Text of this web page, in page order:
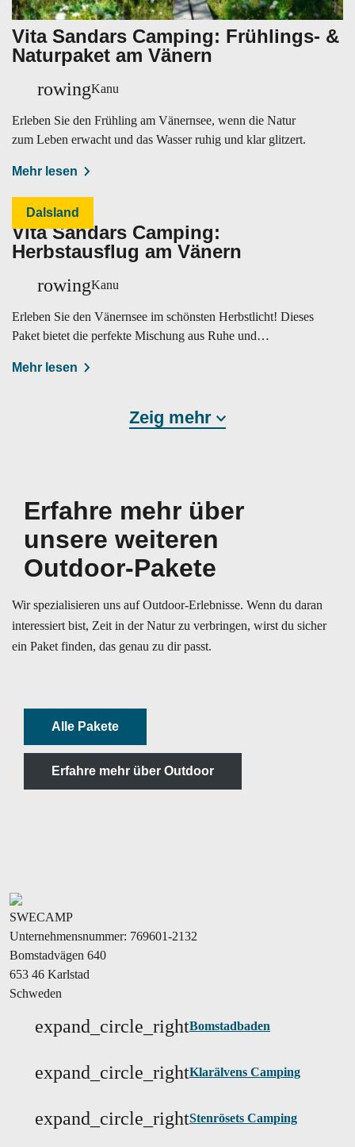
Vita Sandars Camping: Frühlings- &
Naturpaket am Vänern
rowingKanu
Erleben Sie den Frühling am Vänernsee, wenn die Natur
zum Leben erwacht und das Wasser ruhig und klar glitzert.
Mehr lesen
Dalsland
Vita Sandars Camping:
Herbstausflug am Vänern
rowingKanu
Erleben Sie den Vänernsee im schönsten Herbstlicht! Dieses
Paket bietet die perfekte Mischung aus Ruhe und
Mehr lesen
Zeig mehr
Erfahre mehr über
unsere weiteren
Outdoor-Pakete
Wir spezialisieren uns auf Outdoor-Erlebnisse. Wenn du daran
interessiert bist, Zeit in der Natur zu verbringen, wirst du sicher
ein Paket finden, das genau zu dir passt.
Alle Pakete
Erfahre mehr über Outdoor
SWECAMP
Unternehmensnummer: 769601-2132
Bomstadvägen 640
653 46 Karlstad
Schweden
expand_circle_rightBomstadbaden
expand_circle_rightKlarälvens Camping
expand_circle_rightStenrösets Camping